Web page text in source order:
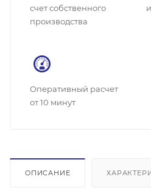
счет собственного
производства
Оперативный расчет
от 10 минут
ОПИСАНИЕ